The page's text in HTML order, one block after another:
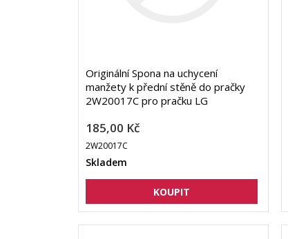
Originální Spona na uchycení
manžety k přední stěně do pračky
2W20017C pro pračku LG
185,00 Kč
2W20017C
Skladem